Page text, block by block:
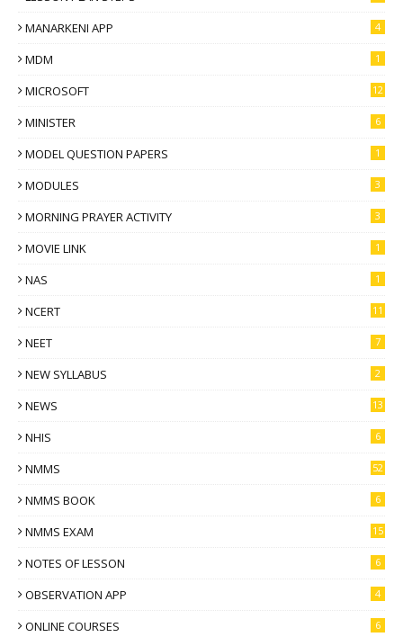
MANARKENI APP 4
MDM 1
MICROSOFT 12
MINISTER 6
MODEL QUESTION PAPERS 1
MODULES 3
MORNING PRAYER ACTIVITY 3
MOVIE LINK 1
NAS 1
NCERT 11
NEET 7
NEW SYLLABUS 2
NEWS 13
NHIS 6
NMMS 52
NMMS BOOK 6
NMMS EXAM 15
NOTES OF LESSON 6
OBSERVATION APP 4
ONLINE COURSES 6